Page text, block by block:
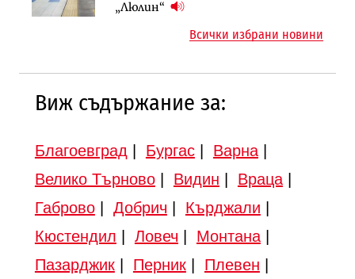
„Люлин“
надзора на двете метростанции в
Всички избрани новини
Виж съдържание за:
Благоевград Бургас| Варна|
Велико Търново| Видин Враца|
Габрово| Добрич Кърджали
Кюстендил
Ловеч Монтана|
Пазарджик| Перник| Плевен